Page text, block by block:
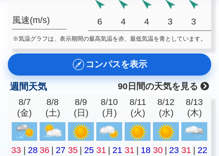
風速(m/s) 6 4 4 3 3
※気温グラフは、表示期間の最高気温を赤、最低気温を青としています。
コンパスを表示
週間天気
90日間の天気を見る
8/7
(金)
8/8
(土)
8/9
(日)
8/10
(月)
8/11
(火)
8/12
(水)
8/13
(木)
33 | 28 36 | 27 35 | 25 31 | 21 31 | 18 30 | 23 31 | 22